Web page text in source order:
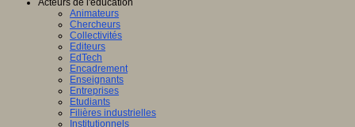
Acteurs de l'éducation
Animateurs
Chercheurs
Collectivités
Editeurs
EdTech
Encadrement
Enseignants
Entreprises
Etudiants
Filières industrielles
Institutionnels